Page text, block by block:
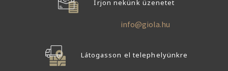
Írjon nekünk üzenetet
info@giola.hu
Látogasson el telephelyünkre